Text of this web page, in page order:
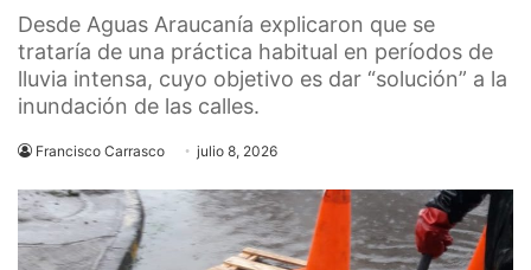
Desde Aguas Araucanía explicaron que se
trataría de una práctica habitual en períodos de
lluvia intensa, cuyo objetivo es dar “solución” a la
inundación de las calles.
Francisco Carrasco julio 8, 2026